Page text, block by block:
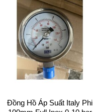
Đồng Hồ Áp Suất Italy Phi